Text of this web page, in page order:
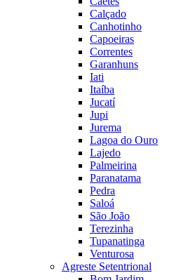
Calçado
Canhotinho
Capoeiras
Correntes
Garanhuns
Iati
Itaíba
Jucatí
Jupi
Jurema
Lagoa do Ouro
Lajedo
Palmeirina
Paranatama
Pedra
Saloá
São João
Terezinha
Tupanatinga
Venturosa
Agreste Setentrional